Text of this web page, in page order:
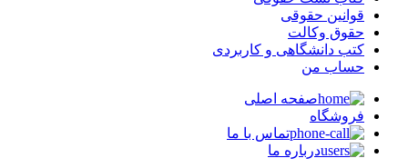
قوانین حقوقی
حقوق وکالت
کتب دانشگاهی و کاربردی
حساب من
صفحه اصلی
فروشگاه
تماس با ما
درباره ما